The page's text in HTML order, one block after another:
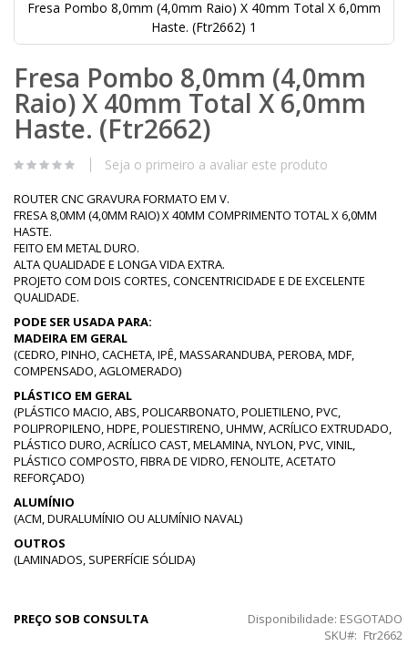
Fresa Pombo 8,0mm (4,0mm Raio) X 40mm Total X 6,0mm
Haste. (Ftr2662) 1
para
o
início
da
Galeria
imagens
Fresa Pombo 8,0mm (4,0mm
Raio) X 40mm Total X 6,0mm
Haste. (Ftr2662)
Seja o primeiro a avaliar este produto
ROUTER CNC GRAVURA FORMATO EM V.
FRESA 8,0MM (4,0MM RAIO) X 40MM COMPRIMENTO TOTAL X 6,0MM
HASTE.
FEITO EM METAL DURO.
ALTA QUALIDADE E LONGA VIDA EXTRA.
PROJETO COM DOIS CORTES, CONCENTRICIDADE E DE EXCELENTE
QUALIDADE.
PODE SER USADA PARA:
MADEIRA EM GERAL
(CEDRO, PINHO, CACHETA, IPÊ, MASSARANDUBA, PEROBA, MDF,
COMPENSADO, AGLOMERADO)
PLÁSTICO EM GERAL
(PLÁSTICO MACIO, ABS, POLICARBONATO, POLIETILENO, PVC,
POLIPROPILENO, HDPE, POLIESTIRENO, UHMW, ACRÍLICO EXTRUDADO,
PLÁSTICO DURO, ACRÍLICO CAST, MELAMINA, NYLON, PVC, VINIL,
PLÁSTICO COMPOSTO, FIBRA DE VIDRO, FENOLITE, ACETATO
REFORÇADO)
ALUMÍNIO
(ACM, DURALUMÍNIO OU ALUMÍNIO NAVAL)
OUTROS
(LAMINADOS, SUPERFÍCIE SÓLIDA)
PREÇO SOB CONSULTA Disponibilidade: ESGOTADO
SKU
Ftr2662